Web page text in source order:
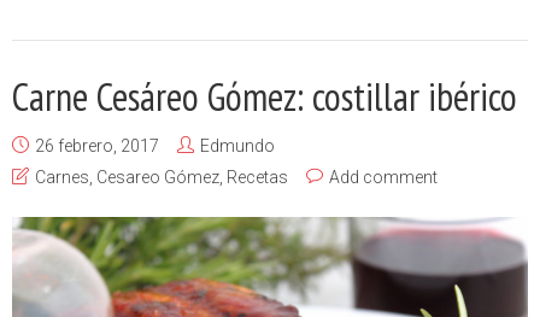
Carne Cesáreo Gómez: costillar ibérico
26 febrero, 2017
Edmundo
Carnes Cesareo Gómez Recetas Add comment